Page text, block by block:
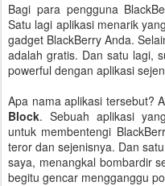
Bagi para pengguna
Satu lagi aplikasi menarik
gadget BlackBerry Anda.
adalah gratis. Dan satu lagi,
powerful dengan aplikasi
Apa nama aplikasi tersebut?
Block. Sebuah aplikasi
untuk membentengi
teror dan sejenisnya. Dan
saya, menangkal bombardir
begitu gencar mengganggu